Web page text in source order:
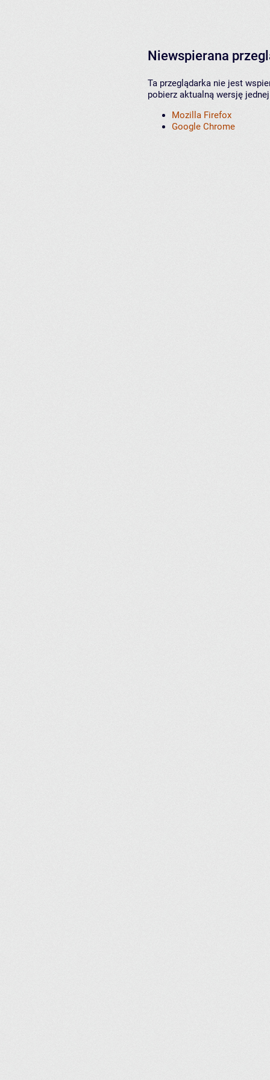
Niewspierana
Ta przeglądarka nie jest
pobierz aktualną wersję
Mozilla Firefox
Google Chrome